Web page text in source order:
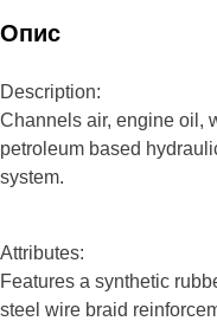
Опис
Description:
Channels air, engine oil,
petroleum based
system.
Attributes:
Features a synthetic
steel wire braid